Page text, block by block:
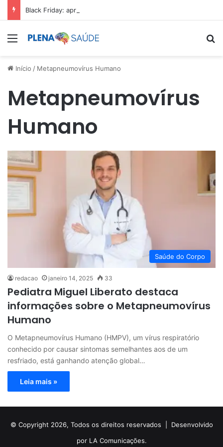
Black Friday: aproveite antes que acabe
Menu
Início / Metapneumovírus Humano
Metapneumovírus
Humano
Saúde do Corpo
redacao janeiro 14, 2025 33
Pediatra Miguel Liberato destaca
informações sobre o Metapneumovírus
Humano
O Metapneumovírus Humano (HMPV), um vírus respiratório
conhecido por causar sintomas semelhantes aos de um
resfriado, está ganhando atenção global…
Leia mais »
© Copyright 2026, Todos os direitos reservados | Desenvolvido
por LA Comunicações.